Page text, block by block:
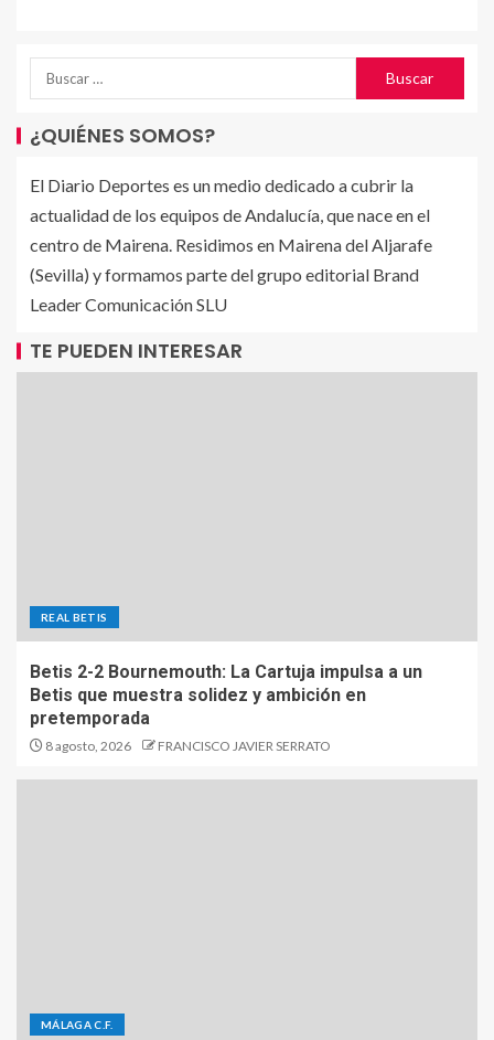
¿QUIÉNES SOMOS?
El Diario Deportes es un medio dedicado a cubrir la
actualidad de los equipos de Andalucía, que nace en el
centro de Mairena. Residimos en Mairena del Aljarafe
(Sevilla) y formamos parte del grupo editorial Brand
Leader Comunicación SLU
TE PUEDEN INTERESAR
REAL BETIS
Betis 2-2 Bournemouth: La Cartuja impulsa a un
Betis que muestra solidez y ambición en
pretemporada
8 agosto, 2026 FRANCISCO JAVIER SERRATO
MÁLAGA C.F.